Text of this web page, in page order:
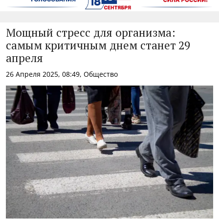
Мощный стресс для организма:
самым критичным днем станет 29
апреля
26 Апреля 2025, 08:49, Общество